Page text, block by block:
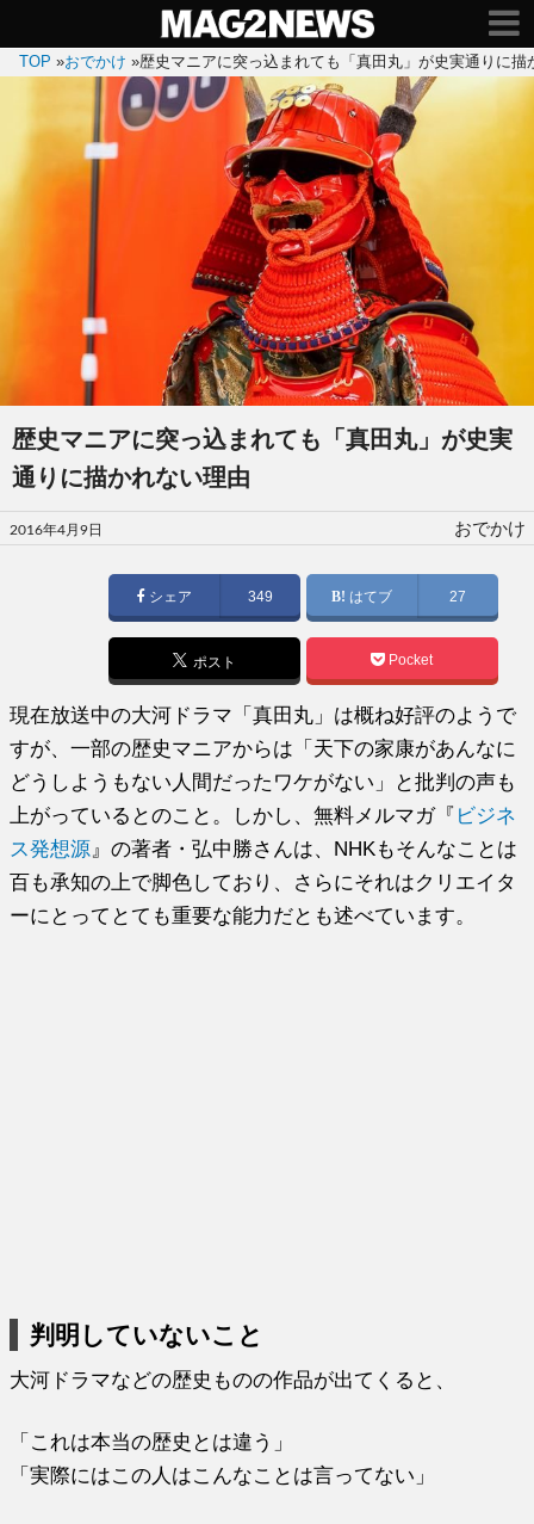
TOP »おでかけ »歴史マニアに突っ込まれても「真田丸」が史実通りに描
歴史マニアに突っ込まれても「真田丸」が史実
通りに描かれない理由
投
稿
2016年4月9日 おでかけ
シェア 349 はてブ 27
ポスト Pocket
現在放送中の大河ドラマ「真田丸」は概ね好評のようで
すが、一部の歴史マニアからは「天下の家康があんなに
どうしようもない人間だったワケがない」と批判の声も
上がっているとのこと。しかし、無料メルマガ『 ビジネ
ス発想源 』の著者・弘中勝さんは、NHKもそんなことは
百も承知の上で脚色しており、さらにそれはクリエイタ
ーにとってとても重要な能力だとも述べています。
判明していないこと
大河ドラマなどの歴史ものの作品が出てくると、
「これは本当の歴史とは違う」
「実際にはこの人はこんなことは言ってない」